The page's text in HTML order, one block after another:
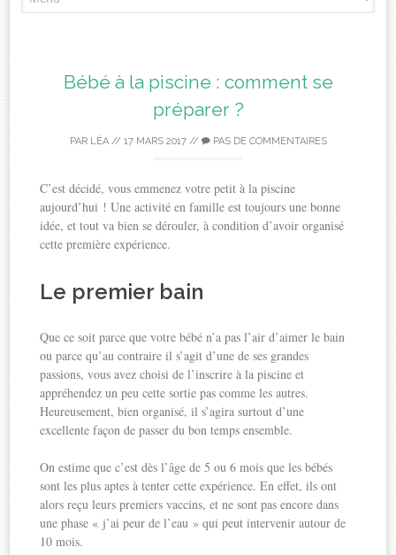
à
Bébé à la piscine : comment se
préparer ?
PAR LÉA// 17 MARS 2017// PAS DE COMMENTAIRES
C’est décidé, vous emmenez votre petit à la piscine
aujourd’hui ! Une activité en famille est toujours une bonne
idée, et tout va bien se dérouler, à condition d’avoir organisé
cette première expérience.
Le premier bain
Que ce soit parce que votre bébé n’a pas l’air d’aimer le bain
ou parce qu’au contraire il s’agit d’une de ses grandes
passions, vous avez choisi de l’inscrire à la piscine et
appréhendez un peu cette sortie pas comme les autres.
Heureusement, bien organisé, il s’agira surtout d’une
excellente façon de passer du bon temps ensemble.
On estime que c’est dès l’âge de 5 ou 6 mois que les bébés
sont les plus aptes à tenter cette expérience. En effet, ils ont
alors reçu leurs premiers vaccins, et ne sont pas encore dans
une phase « j’ai peur de l’eau » qui peut intervenir autour de
10 mois.